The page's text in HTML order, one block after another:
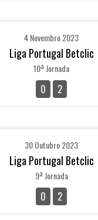
4 Novembro 2023
Liga Portugal Betclic
10ª Jornada
0 2
30 Outubro 2023
Liga Portugal Betclic
9ª Jornada
0 2